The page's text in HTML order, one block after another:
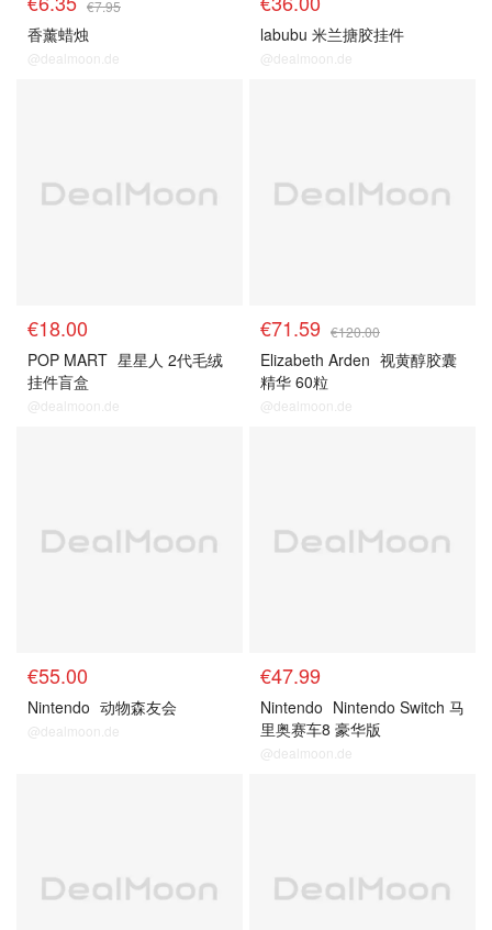
€7.95
香薰蜡烛
@dealmoon.de
labubu 米兰搪胶挂件
@dealmoon.de
€18.00
POP MART 星星人 2代毛绒
挂件盲盒
@dealmoon.de
€71.59 €120.00
Elizabeth Arden 视黄醇胶囊
精华 60粒
@dealmoon.de
€55.00
Nintendo 动物森友会
@dealmoon.de
€47.99
Nintendo Nintendo Switch 马
里奥赛车8 豪华版
@dealmoon.de